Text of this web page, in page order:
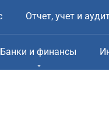
Отчет, учет и
Банки и финансы